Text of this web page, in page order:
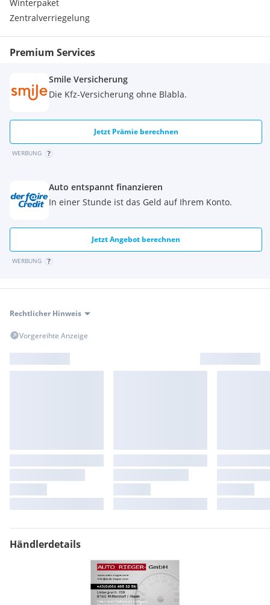
Winterpaket
Zentralverriegelung
Premium Services
Smile Versicherung
Die Kfz-Versicherung ohne Blabla.
Jetzt Prämie berechnen
WERBUNG
Auto entspannt finanzieren
In einer Stunde ist das Geld auf Ihrem Konto.
Jetzt Angebot berechnen
WERBUNG
Rechtlicher Hinweis
Vorgereihte Anzeige
Händlerdetails